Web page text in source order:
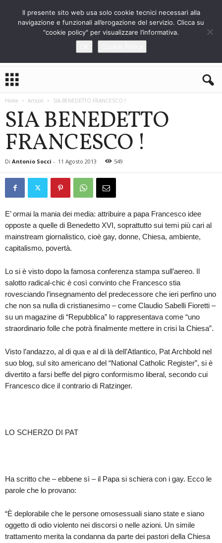
S
o
Home Articoli SIA BENEDETTO FRANCESCO !
SIA BENEDETTO
FRANCESCO !
Di Antonio Socci - 11 Agosto 2013 549
E’ ormai la mania dei media: attribuire a papa Francesco idee
opposte a quelle di Benedetto XVI, soprattutto sui temi più cari al
mainstream giornalistico, cioè gay, donne, Chiesa, ambiente,
capitalismo, povertà.
Lo si è visto dopo la famosa conferenza stampa sull’aereo. Il
salotto radical-chic è così convinto che Francesco stia
rovesciando l’insegnamento del predecessore che ieri perfino uno
che non sa nulla di cristianesimo – come Claudio Sabelli Fioretti –
su un magazine di “Repubblica” lo rappresentava come “uno
straordinario folle che potrà finalmente mettere in crisi la Chiesa”.
Visto l’andazzo, al di qua e al di là dell’Atlantico, Pat Archbold nel
suo blog, sul sito americano del “National Catholic Register”, si è
divertito a farsi beffe del pigro conformismo liberal, secondo cui
Francesco dice il contrario di Ratzinger.
LO SCHERZO DI PAT
Ha scritto che – ebbene sì – il Papa si schiera con i gay. Ecco le
parole che lo provano:
“È deplorabile che le persone omosessuali siano state e siano
oggetto di odio violento nei discorsi o nelle azioni. Un simile
trattamento merita la condanna da parte dei pastori della Chiesa
Il presente sito web usa solo cookie tecnici necessari alla
navigazione e funzionali all’erogazione del servizio. Clicca su
"cookie policy" per visualizzare l’informativa.